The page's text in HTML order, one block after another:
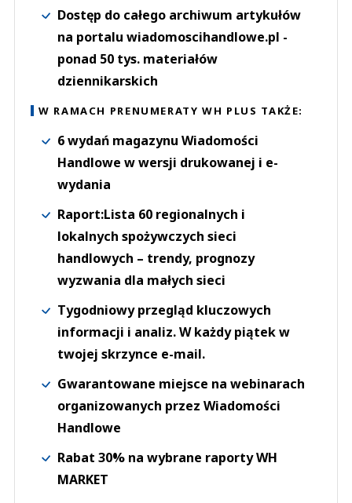
Dostęp do całego archiwum artykułów
na portalu wiadomoscihandlowe.pl -
ponad 50 tys. materiałów
dziennikarskich
W RAMACH PRENUMERATY WH PLUS TAKŻE:
6 wydań magazynu Wiadomości
Handlowe w wersji drukowanej i e-
wydania
Raport:Lista 60 regionalnych i
lokalnych spożywczych sieci
handlowych – trendy, prognozy
wyzwania dla małych sieci
Tygodniowy przegląd kluczowych
informacji i analiz. W każdy piątek w
twojej skrzynce e-mail.
Gwarantowane miejsce na webinarach
organizowanych przez Wiadomości
Handlowe
Rabat 30% na wybrane raporty WH
MARKET